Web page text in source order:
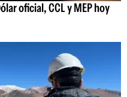
oficial, CCL y MEP hoy